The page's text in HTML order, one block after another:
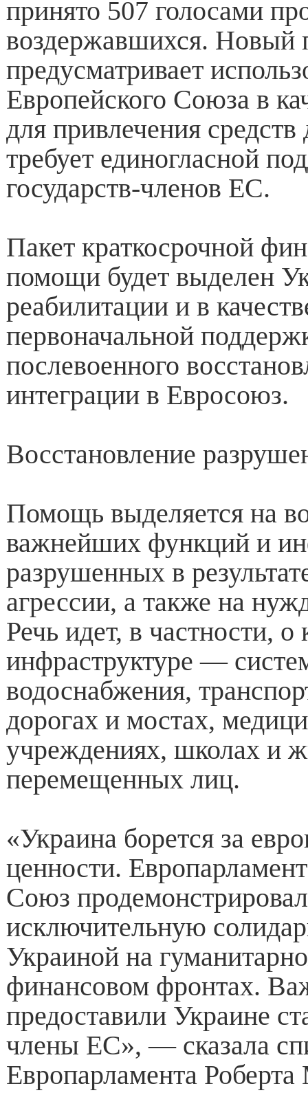
принято 507 голосами
воздержавшихся. Новый
предусматривает
Европейского Союза в
для привлечения
требует единогласной
государств-членов ЕС.
Пакет краткосрочной
помощи будет выделен
реабилитации и в
первоначальной
послевоенного
интеграции в Евросоюз.
Восстановление
Помощь выделяется на
важнейших функций и
разрушенных в
агрессии, а также на
Речь идет, в частности, о
инфраструктуре —
водоснабжения,
дорогах и мостах,
учреждениях, школах и
перемещенных лиц.
«Украина борется за
ценности.
Союз
исключительную
Украиной на
финансовом фронтах.
предоставили Украине
члены ЕС», — сказала
Европарламента Роберта